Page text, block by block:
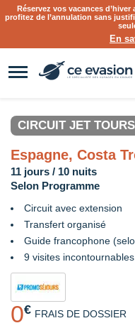
Réservez vos vacances d’hiver
profitez de l’annulation sans
En
CIRCUIT JET
Espagne, Costa
11 jours / 10 nuits
Selon Programme
Circuit avec extension
Transfert organisé
Guide francophone
9 visites
0€ FRAIS DE DOSSIER